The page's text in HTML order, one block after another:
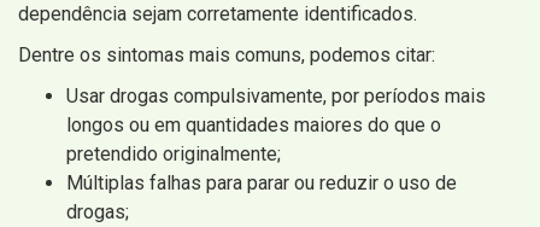
dependência sejam corretamente identificados.
Dentre os sintomas mais comuns, podemos citar:
Usar drogas compulsivamente, por períodos mais
longos ou em quantidades maiores do que o
pretendido originalmente;
Múltiplas falhas para parar ou reduzir o uso de
drogas;